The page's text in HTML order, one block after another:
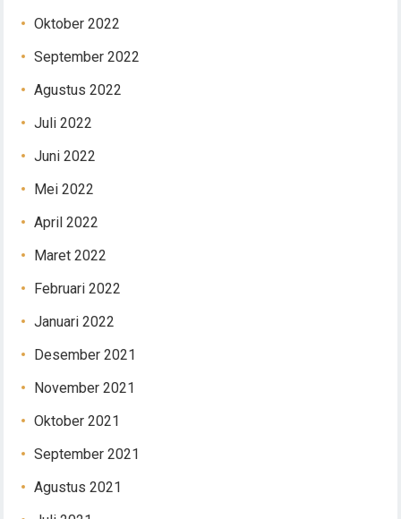
Oktober 2022
September 2022
Agustus 2022
Juli 2022
Juni 2022
Mei 2022
April 2022
Maret 2022
Februari 2022
Januari 2022
Desember 2021
November 2021
Oktober 2021
September 2021
Agustus 2021